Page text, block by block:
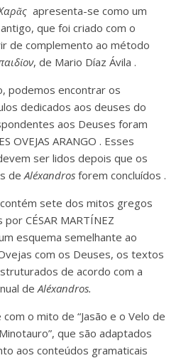
apresenta-se como um
que foi criado com o
de complemento ao método
, de Mario Díaz Ávila .
podemos encontrar os
dedicados aos deuses do
aos Deuses foram
OVEJAS ARANGO . Esses
ser lidos depois que os
de Aléxandros forem concluídos .
sete dos mitos gregos
por CÉSAR MARTÍNEZ
esquema semelhante ao
com os Deuses, os textos
de acordo com a
de Aléxandros.
o mito de “Jasão e o Velo de
que são adaptados
aos conteúdos gramaticais